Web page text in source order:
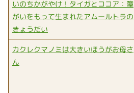
いのちかがやけ！タイガとココア：障
がいをもって生まれたアムールトラの
きょうだい
カクレクマノミは大きいほうがお母さ
ん